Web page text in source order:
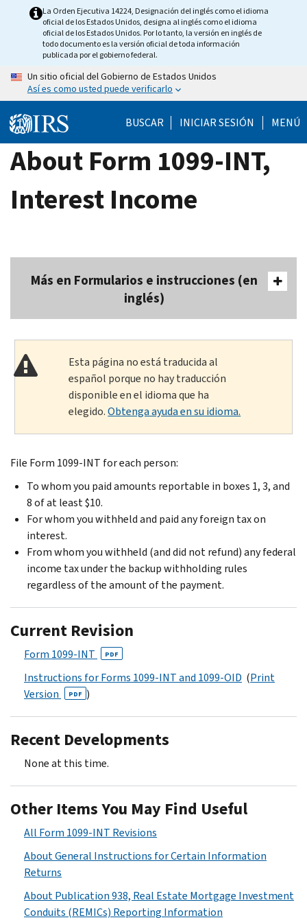
La Orden Ejecutiva 14224, Designación del inglés como el idioma
oficial de los Estados Unidos, designa al inglés como el idioma
oficial de los Estados Unidos. Por lo tanto, la versión en inglés de
todo documento es la versión oficial de toda información
publicada por el gobierno federal.
Un sitio oficial del Gobierno de Estados Unidos
Así es como usted puede verificarlo
BUSCAR INICIAR SESIÓN MENÚ
About Form 1099-INT,
Interest Income
Más en Formularios e instrucciones (en
inglés)
Esta página no está traducida al
español porque no hay traducción
disponible en el idioma que ha
elegido.Obtenga ayuda en su idioma.
File Form 1099-INT for each person:
To whom you paid amounts reportable in boxes 1, 3, and
8 of at least $10.
For whom you withheld and paid any foreign tax on
interest.
From whom you withheld (and did not refund) any federal
income tax under the backup withholding rules
regardless of the amount of the payment.
Current Revision
Form 1099-INT PDF
Instructions for Forms 1099-INT and 1099-OID (Print
Version
PDF )
Recent Developments
None at this time.
Other Items You May Find Useful
All Form 1099-INT Revisions
About General Instructions for Certain Information
Returns
About Publication 938, Real Estate Mortgage Investment
Conduits (REMICs) Reporting Information